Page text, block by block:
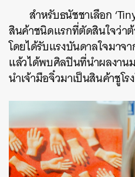
สำหรับธนัชชาเลือก
สินค้าชนิดแรกที่ตัดสินใจว่าต้
โดยได้รับแรงบันดาลใจมาจ
แล้วได้พบศิลปินที่นำผลงาน
นำเจ้ามือจิ๋วมาเป็นสินค้าชูโ